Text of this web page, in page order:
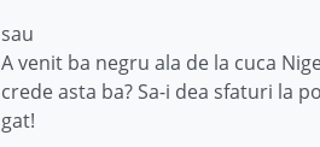
sau
A venit ba negru ala de la cuca
crede asta ba? Sa-i dea sfaturi la
gat!